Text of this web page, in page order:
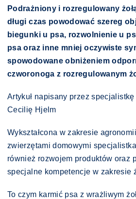
Podrażniony i rozregulowany
długi czas powodować szereg
biegunki u psa, rozwolnienie u
psa oraz inne mniej oczywiste
spowodowane obniżeniem
czworonoga z rozregulowanym
Artykuł napisany przez
Cecilię Hjelm
Wykształcona w zakresie
zwierzętami domowymi
również rozwojem produktów oraz
specjalne kompetencje w zakresie
To czym karmić psa z wrażliwym